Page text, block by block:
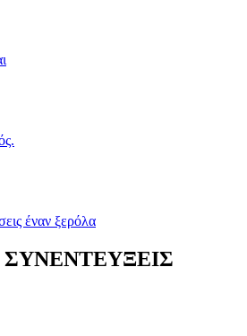
έναν ξερόλα